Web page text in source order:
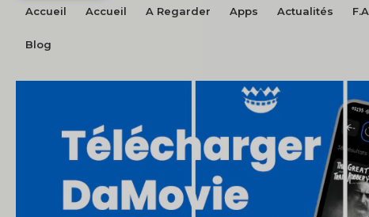
Accueil Accueil A Regarder Apps Actualités
Blog